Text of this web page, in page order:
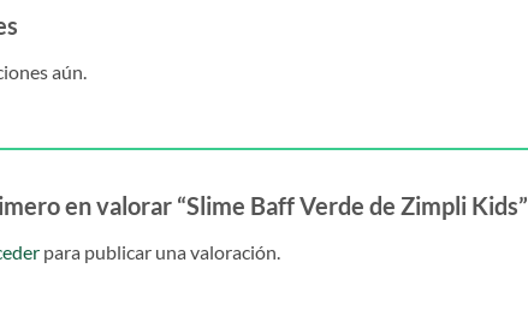
aún.
en valorar “Slime Baff Verde de Zimpli Kids”
para publicar una valoración.